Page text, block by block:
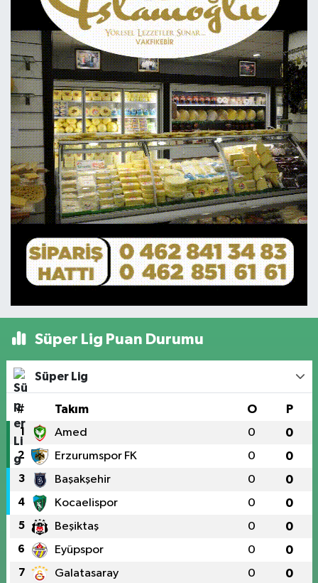
Süper Lig Puan Durumu
Süper Lig
# Takım O P
1 Amed 0 0
2 Erzurumspor FK 0 0
3 Başakşehir 0 0
4 Kocaelispor 0 0
5 Beşiktaş 0 0
6 Eyüpspor 0 0
7 Galatasaray 0 0